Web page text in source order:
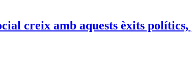
creix amb aquests èxits